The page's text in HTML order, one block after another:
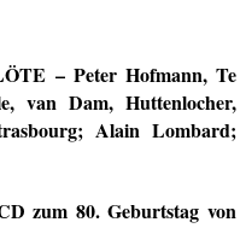
– Peter Hofmann, Te
van Dam, Huttenlocher,
Alain Lombard;
zum 80. Geburtstag von